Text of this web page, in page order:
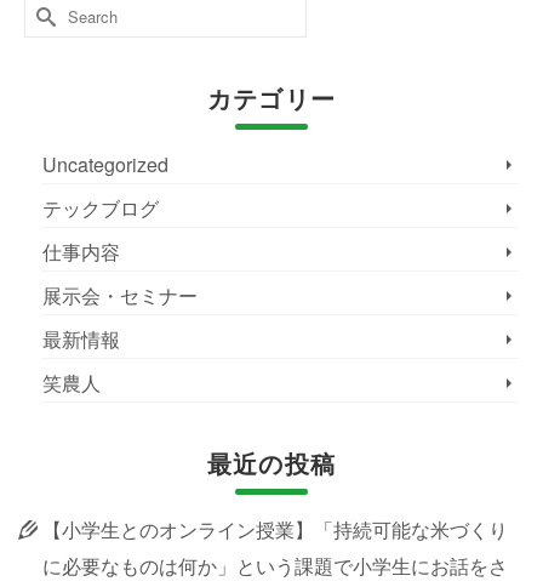
Search
for:
カテゴリー
Uncategorized
テックブログ
仕事内容
展示会・セミナー
最新情報
笑農人
最近の投稿
【小学生とのオンライン授業】「持続可能な米づくり
に必要なものは何か」という課題で小学生にお話をさ